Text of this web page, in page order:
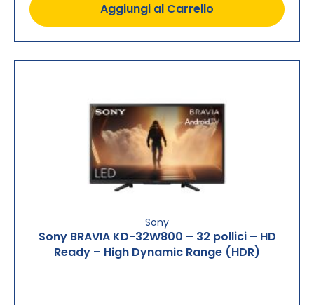
Aggiungi al Carrello
Sony
Sony BRAVIA KD-32W800 – 32 pollici – HD
Ready – High Dynamic Range (HDR)